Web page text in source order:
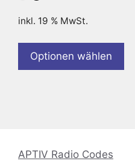
inkl. 19 % MwSt.
Optionen wählen
APTIV Radio Codes